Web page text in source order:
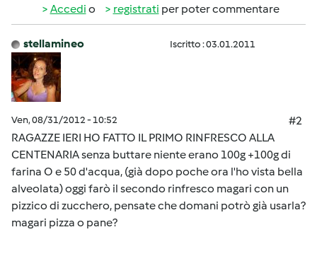
Accedi o registrati per poter commentare
stellamineo Iscritto : 03.01.2011
Ven, 08/31/2012 - 10:52
#2
RAGAZZE IERI HO FATTO IL PRIMO RINFRESCO ALLA
CENTENARIA senza buttare niente erano 100g +100g di
farina O e 50 d'acqua, (già dopo poche ora l'ho vista bella
alveolata) oggi farò il secondo rinfresco magari con un
pizzico di zucchero, pensate che domani potrò già usarla?
magari pizza o pane?